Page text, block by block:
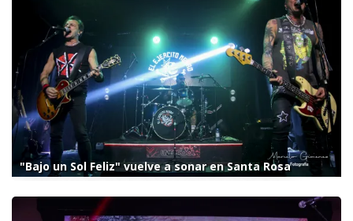
"Bajo un Sol Feliz" vuelve a sonar en Santa Rosa